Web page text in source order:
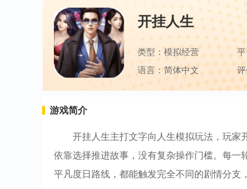
开挂人生
类型：模拟经营
语言：简体中文
游戏简介
开挂人生主打文字向人生模拟玩法，玩家
依靠选择推进故事，没有复杂操作门槛。每一
平凡度日路线，都能触发完全不同的剧情分支